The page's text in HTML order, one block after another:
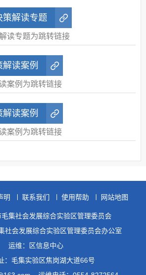
策解读专题
读专题为跳转链接
读案例
案例为跳转链接
读案例
案例为跳转链接
明 联系我们 使用帮助 网站地图
集社会发展综合实验区管理委员会
社会发展综合实验区管理委员会办公室
运维：区信息中心
：毛集实验区焦岗湖大道66号